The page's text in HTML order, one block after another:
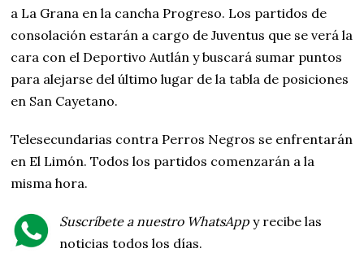
a La Grana en la cancha Progreso. Los partidos de
consolación estarán a cargo de Juventus que se verá la
cara con el Deportivo Autlán y buscará sumar puntos
para alejarse del último lugar de la tabla de posiciones
en San Cayetano.
Telesecundarias contra Perros Negros se enfrentarán
en El Limón. Todos los partidos comenzarán a la
misma hora.
Suscríbete a nuestro WhatsApp y recibe las
noticias todos los días.